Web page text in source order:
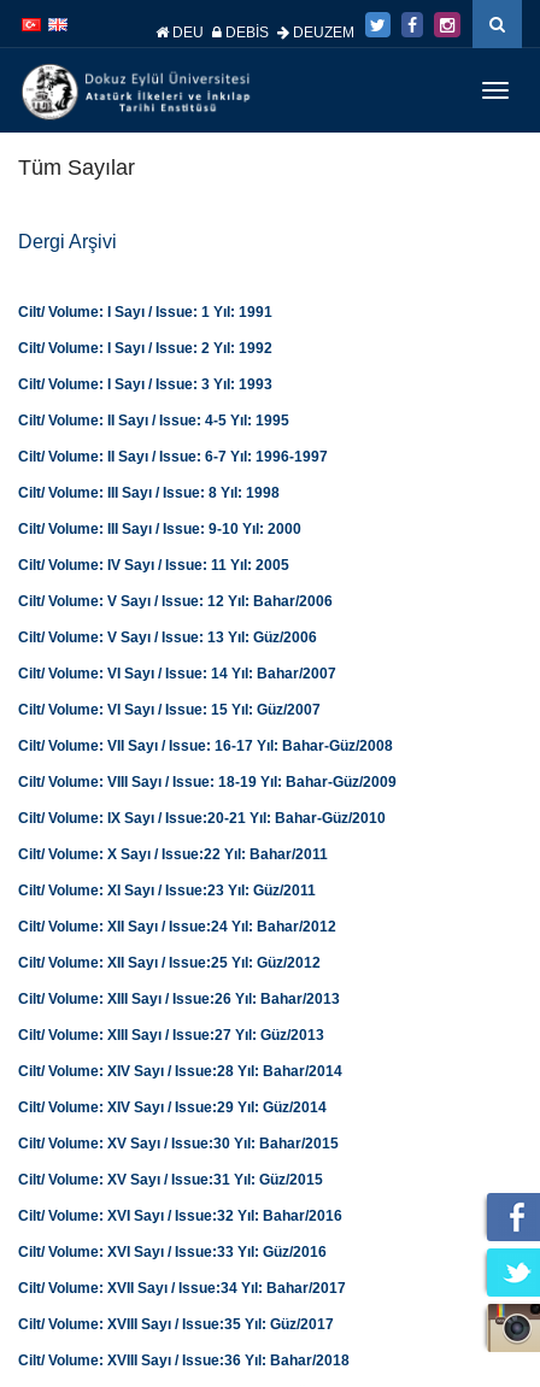
atla
atla
DEU DEBİS DEUZEM
Tüm Sayılar
Dergi Arşivi
Cilt/ Volume: I Sayı / Issue: 1 Yıl: 1991
Cilt/ Volume: I Sayı / Issue: 2 Yıl: 1992
Cilt/ Volume: I Sayı / Issue: 3 Yıl: 1993
Cilt/ Volume: II Sayı / Issue: 4-5 Yıl: 1995
Cilt/ Volume: II Sayı / Issue: 6-7 Yıl: 1996-1997
Cilt/ Volume: III Sayı / Issue: 8 Yıl: 1998
Cilt/ Volume: III Sayı / Issue: 9-10 Yıl: 2000
Cilt/ Volume: IV Sayı / Issue: 11 Yıl: 2005
Cilt/ Volume: V Sayı / Issue: 12 Yıl: Bahar/2006
Cilt/ Volume: V Sayı / Issue: 13 Yıl: Güz/2006
Cilt/ Volume: VI Sayı / Issue: 14 Yıl: Bahar/2007
Cilt/ Volume: VI Sayı / Issue: 15 Yıl: Güz/2007
Cilt/ Volume: VII Sayı / Issue: 16-17 Yıl: Bahar-Güz/2008
Cilt/ Volume: VIII Sayı / Issue: 18-19 Yıl: Bahar-Güz/2009
Cilt/ Volume: IX Sayı / Issue:20-21 Yıl: Bahar-Güz/2010
Cilt/ Volume: X Sayı / Issue:22 Yıl: Bahar/2011
Cilt/ Volume: XI Sayı / Issue:23 Yıl: Güz/2011
Cilt/ Volume: XII Sayı / Issue:24 Yıl: Bahar/2012
Cilt/ Volume: XII Sayı / Issue:25 Yıl: Güz/2012
Cilt/ Volume: XIII Sayı / Issue:26 Yıl: Bahar/2013
Cilt/ Volume: XIII Sayı / Issue:27 Yıl: Güz/2013
Cilt/ Volume: XIV Sayı / Issue:28 Yıl: Bahar/2014
Cilt/ Volume: XIV Sayı / Issue:29 Yıl: Güz/2014
Cilt/ Volume: XV Sayı / Issue:30 Yıl: Bahar/2015
Cilt/ Volume: XV Sayı / Issue:31 Yıl: Güz/2015
Cilt/ Volume: XVI Sayı / Issue:32 Yıl: Bahar/2016
Cilt/ Volume: XVI Sayı / Issue:33 Yıl: Güz/2016
Cilt/ Volume: XVII Sayı / Issue:34 Yıl: Bahar/2017
Cilt/ Volume: XVIII Sayı / Issue:35 Yıl: Güz/2017
Cilt/ Volume: XVIII Sayı / Issue:36 Yıl: Bahar/2018